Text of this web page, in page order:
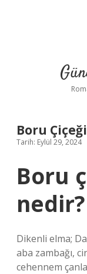
Boru
Tarih: Eylül 29, 2024
Boru
nedir?
Dikenli elma;
aba zambağı,
cehennem